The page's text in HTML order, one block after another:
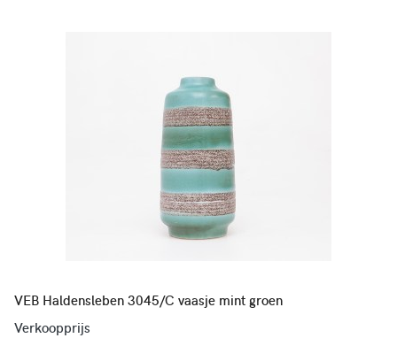
VEB Haldensleben 3045/C vaasje mint groen
Verkoopprijs